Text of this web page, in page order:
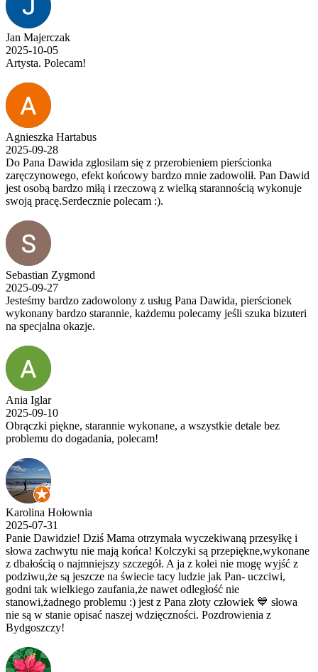
Jan Majerczak
2025-10-05
Artysta. Polecam!
Agnieszka Hartabus
2025-09-28
Do Pana Dawida zglosilam się z przerobieniem pierścionka
zaręczynowego, efekt końcowy bardzo mnie zadowolił. Pan Dawid
jest osobą bardzo miłą i rzeczową z wielką starannością wykonuje
swoją pracę.Serdecznie polecam :).
Sebastian Zygmond
2025-09-27
Jesteśmy bardzo zadowolony z usług Pana Dawida, pierścionek
wykonany bardzo starannie, każdemu polecamy jeśli szuka bizuteri
na specjalna okazje.
Ania Iglar
2025-09-10
Obrączki piękne, starannie wykonane, a wszystkie detale bez
problemu do dogadania, polecam!
Karolina Hołownia
2025-07-31
Panie Dawidzie! Dziś Mama otrzymała wyczekiwaną przesyłkę i
słowa zachwytu nie mają końca! Kolczyki są przepiękne,wykonane
z dbałością o najmniejszy szczegół. A ja z kolei nie mogę wyjść z
podziwu,że są jeszcze na świecie tacy ludzie jak Pan- uczciwi,
godni tak wielkiego zaufania,że nawet odległość nie
stanowi,żadnego problemu :) jest z Pana złoty człowiek 💙 słowa
nie są w stanie opisać naszej wdzięczności. Pozdrowienia z
Bydgoszczy!